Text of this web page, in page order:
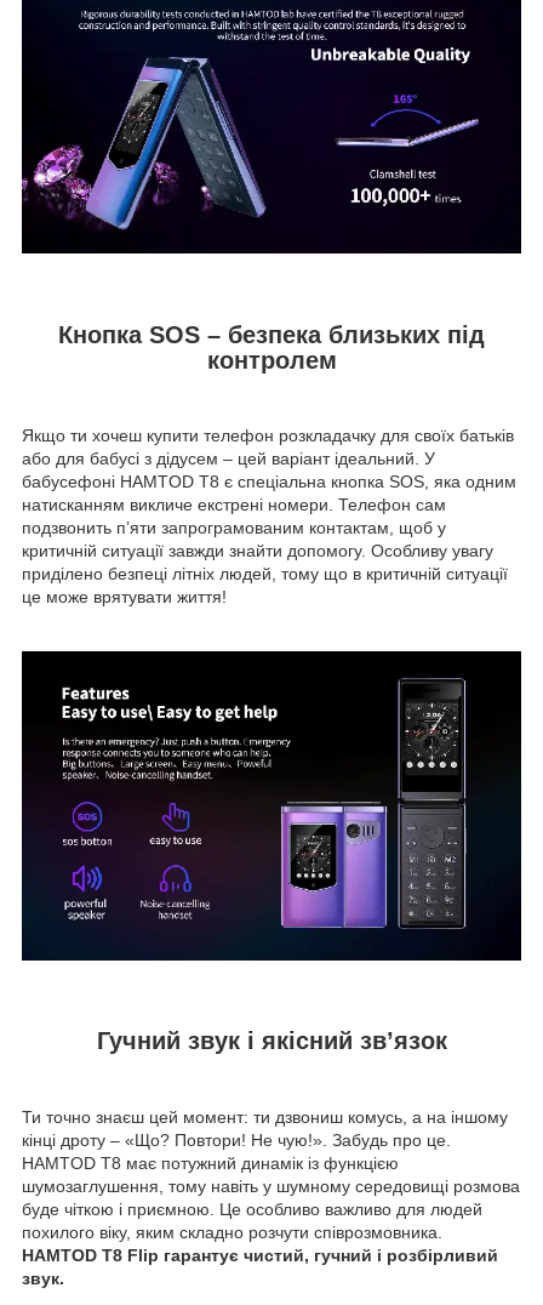
Кнопка SOS – безпека близьких під
контролем
Якщо ти хочеш купити телефон розкладачку для своїх батьків
або для бабусі з дідусем – цей варіант ідеальний. У
бабусефоні HAMTOD T8 є спеціальна кнопка SOS, яка одним
натисканням викличе екстрені номери. Телефон сам
подзвонить п’яти запрограмованим контактам, щоб у
критичній ситуації завжди знайти допомогу. Особливу увагу
приділено безпеці літніх людей, тому що в критичній ситуації
це може врятувати життя!
Гучний звук і якісний зв’язок
Ти точно знаєш цей момент: ти дзвониш комусь, а на іншому
кінці дроту – «Що? Повтори! Не чую!». Забудь про це.
HAMTOD T8 має потужний динамік із функцією
шумозаглушення, тому навіть у шумному середовищі розмова
буде чіткою і приємною. Це особливо важливо для людей
похилого віку, яким складно розчути співрозмовника.
HAMTOD T8 Flip гарантує чистий, гучний і розбірливий
звук.